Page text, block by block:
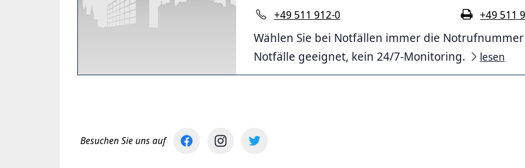
+49 511 912-0
+49 511
Wählen Sie bei Notfällen immer die
Notfälle geeignet, kein 24/7-Monitoring.
lesen
Besuchen Sie uns auf